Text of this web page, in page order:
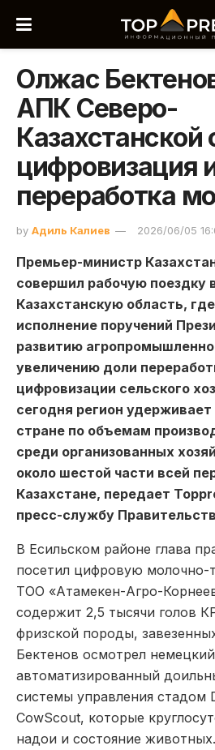
Олжас
АПК Северо-
Казахстанской
цифровизация
переработка
by Адиль Калиев 2026/06/05
Премьер-министр
совершил рабочую поездку
Казахстанскую область,
исполнение поручений
развитию
увеличению доли
цифровизации сельского
сегодня регион
стране по объемам
среди организованных
около шестой части всей
Казахстане, передает
пресс-службу
В Есильском районе глава
посетил цифровую
ТОО «Атамекен-Агро-
содержит 2,5 тысячи голов
фризской породы,
Бектенов осмотрел немецкий
автоматизированный
системы управления стадом
CowScout, которые
надои и состояние